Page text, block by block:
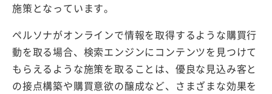
施策となっています。
ペルソナがオンラインで情報を取得するような購買行
動を取る場合、検索エンジンにコンテンツを見つけて
もらえるような施策を取ることは、優良な見込み客と
の接点構築や購買意欲の醸成など、さまざまな効果を